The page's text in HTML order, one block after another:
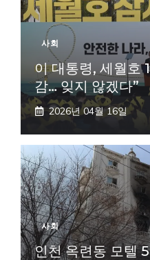
사회
이 대통령, 세월호
감… 잊지 않겠다”
2026년 04월 16일
사회
인천 옥련동 모텔